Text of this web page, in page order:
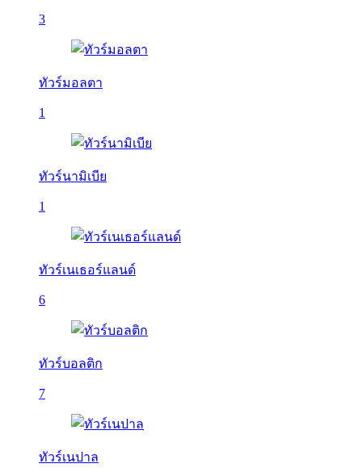
3
ทัวร์มอลตา
1
ทัวร์นามิเบีย
1
ทัวร์เนเธอร์แลนด์
6
ทัวร์บอลติก
7
ทัวร์เนปาล